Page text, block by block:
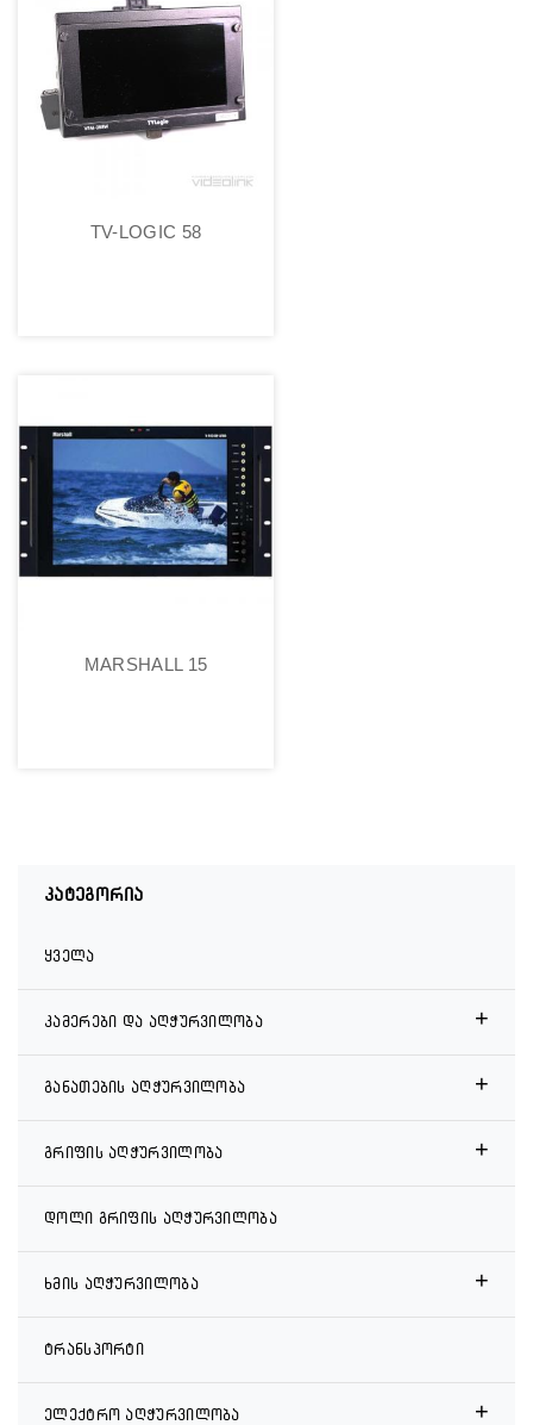
TV-LOGIC 58
MARSHALL 15
კატეგორია
ყველა
კამერები და აღჭურვილობა +
განათების აღჭურვილობა +
გრიფის აღჭურვილობა +
დოლი გრიფის აღჭურვილობა
ხმის აღჭურვილობა +
ტრანსპორტი
ელექტრო აღჭურვილობა +